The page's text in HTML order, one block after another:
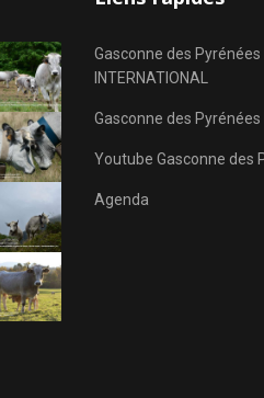
Gasconne des Pyrénées
INTERNATIONAL
Gasconne des Pyrénées
Youtube Gasconne des
Agenda